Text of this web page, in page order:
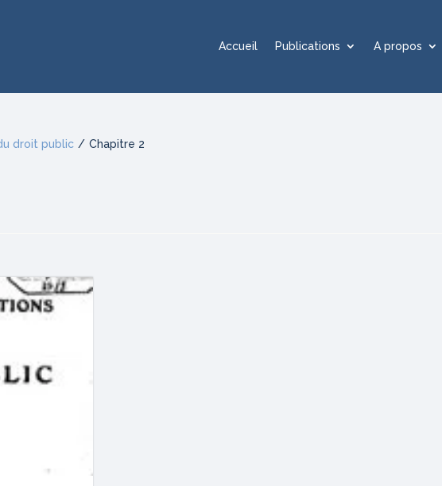
Accueil Publications A propos
droit public / Chapitre 2